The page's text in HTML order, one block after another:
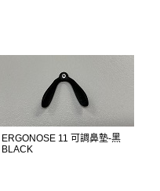
ERGONOSE 11 可調鼻墊-黑
BLACK